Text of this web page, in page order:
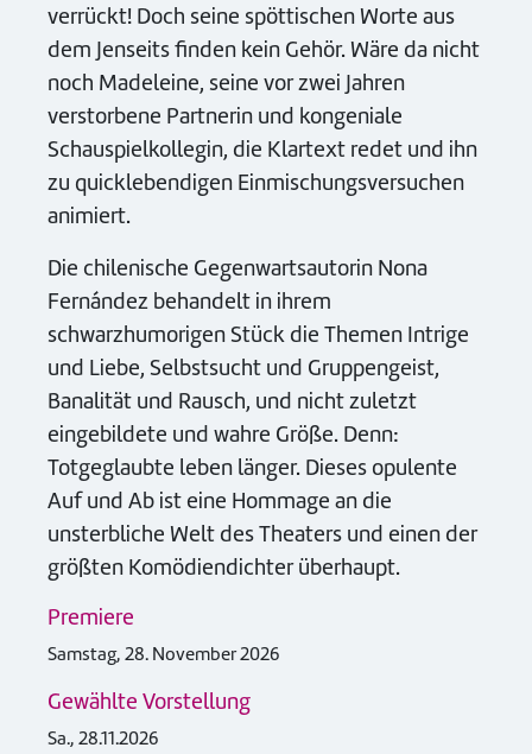
verrückt! Doch seine spöttischen Worte aus
dem Jenseits finden kein Gehör. Wäre da nicht
noch Madeleine, seine vor zwei Jahren
verstorbene Partnerin und kongeniale
Schauspielkollegin, die Klartext redet und ihn
zu quicklebendigen Einmischungsversuchen
animiert.
Die chilenische Gegenwartsautorin Nona
Fernández behandelt in ihrem
schwarzhumorigen Stück die Themen Intrige
und Liebe, Selbstsucht und Gruppengeist,
Banalität und Rausch, und nicht zuletzt
eingebildete und wahre Größe. Denn:
Totgeglaubte leben länger. Dieses opulente
Auf und Ab ist eine Hommage an die
unsterbliche Welt des Theaters und einen der
größten Komödiendichter überhaupt.
Premiere
Samstag, 28. November 2026
Gewählte Vorstellung
Sa., 28.11.2026